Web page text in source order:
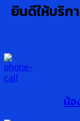
ยินดีให้บริก
น้อ